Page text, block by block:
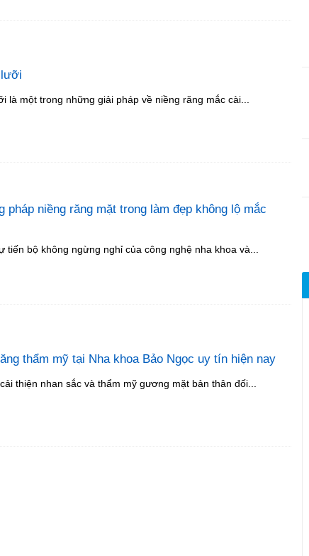
là một trong những giải pháp về niềng răng mắc cài...
pháp niềng răng mặt trong làm đẹp không lộ mắc
tiến bộ không ngừng nghỉ của công nghệ nha khoa và...
thẩm mỹ tại Nha khoa Bảo Ngọc uy tín hiện nay
thiện nhan sắc và thẩm mỹ gương mặt bản thân đối...